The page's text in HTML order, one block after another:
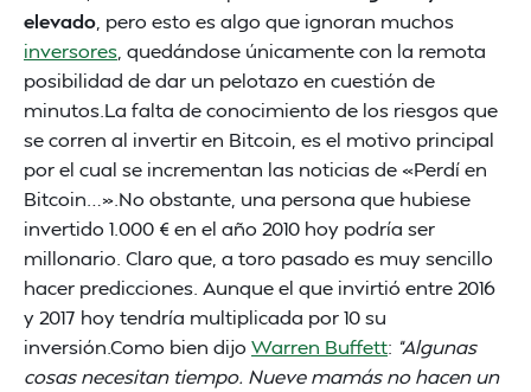
elevado , pero esto es algo que ignoran muchos
inversores , quedándose únicamente con la remota
posibilidad de dar un pelotazo en cuestión de
minutos.La falta de conocimiento de los riesgos que
se corren al invertir en Bitcoin, es el motivo principal
por el cual se incrementan las noticias de «Perdí en
Bitcoin…».No obstante, una persona que hubiese
invertido 1.000 € en el año 2010 hoy podría ser
millonario. Claro que, a toro pasado es muy sencillo
hacer predicciones. Aunque el que invirtió entre 2016
y 2017 hoy tendría multiplicada por 10 su
inversión.Como bien dijo Warren Buffett: “Algunas
cosas necesitan tiempo. Nueve mamás no hacen un